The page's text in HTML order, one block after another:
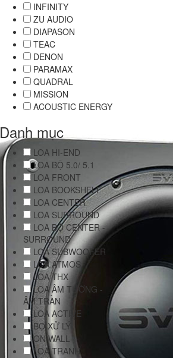
INFINITY
ZU AUDIO
DIAPASON
TEAC
DENON
PARAMAX
QUADRAL
MISSION
ACOUSTIC ENERGY
Danh mục
LOA HI-END
LOA BỘ 5.0/ 5.1
LOA FRONT
LOA BOOKSHELF
LOA CENTER
LOA SURROUND
LOA BỘ CENTER -
SURROUND
LOA SUBWOOFER
LOA ATMOS
LOA THX
LOA ÂM TƯỜNG -
ÂM TRẦN
LOA ACTIVE
BỘ XỬ LÝ
ON WALL
LOA TRANH